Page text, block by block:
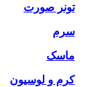
تونر صورت
سرم
ماسک
کرم و لوسیون